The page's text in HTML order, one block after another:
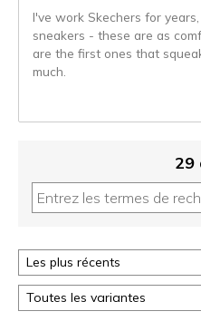
I've work Skechers for
sneakers - these are as
are the first ones that
much.
29